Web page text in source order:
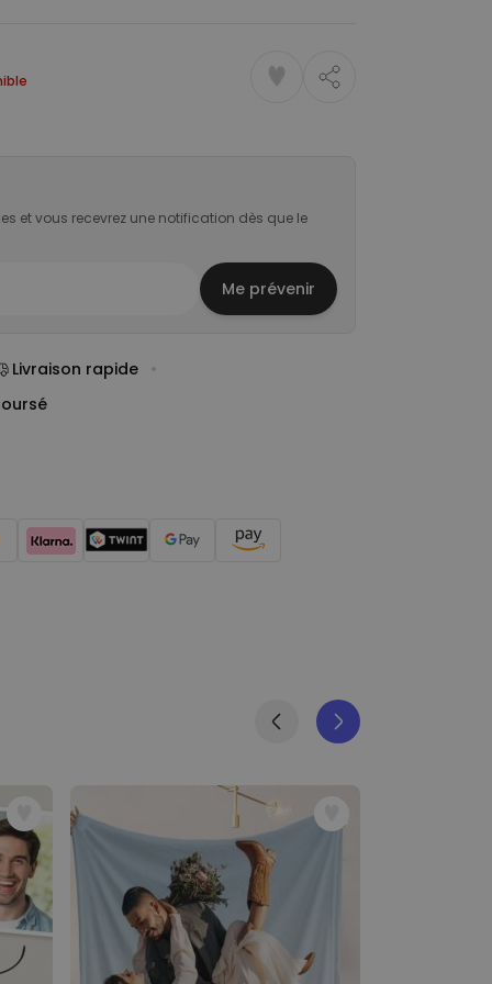
et vous recevrez une notification dès que le
Me prévenir
Livraison rapide